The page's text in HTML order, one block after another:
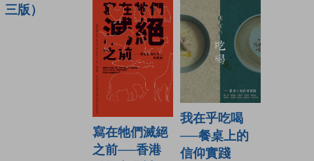
三版）
寫在牠們滅絕
之前──香港
我在乎吃喝
──餐桌上的
信仰實踐